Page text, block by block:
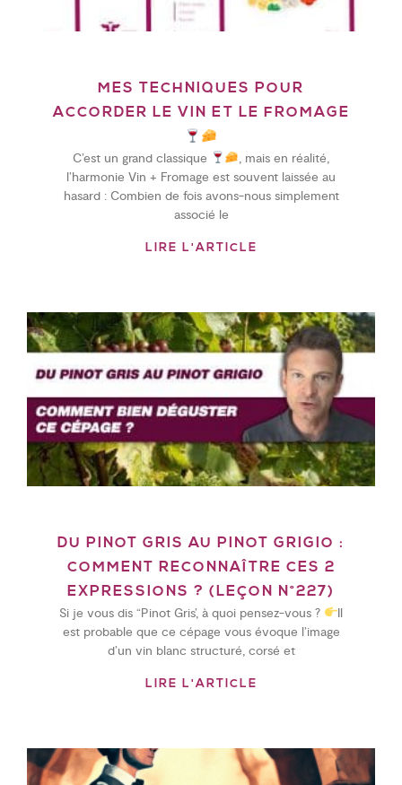
MES TECHNIQUES POUR
ACCORDER LE VIN ET LE FROMAGE
C’est un grand classique
, mais en réalité,
l’harmonie Vin + Fromage est souvent laissée au
hasard : Combien de fois avons-nous simplement
associé le
LIRE L'ARTICLE
DU PINOT GRIS AU PINOT GRIGIO :
COMMENT RECONNAÎTRE CES 2
EXPRESSIONS ? (LEÇON N°227)
Si je vous dis “Pinot Gris’, à quoi pensez-vous ?
Il
est probable que ce cépage vous évoque l’image
d’un vin blanc structuré, corsé et
LIRE L'ARTICLE